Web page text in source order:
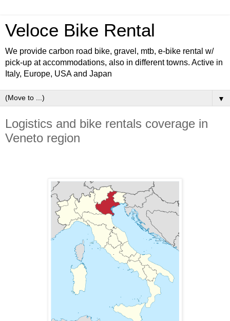
Veloce Bike Rental
We provide carbon road bike, gravel, mtb, e-bike rental w/
pick-up at accommodations, also in different towns. Active in
Italy, Europe, USA and Japan
▼
Logistics and bike rentals coverage in
Veneto region